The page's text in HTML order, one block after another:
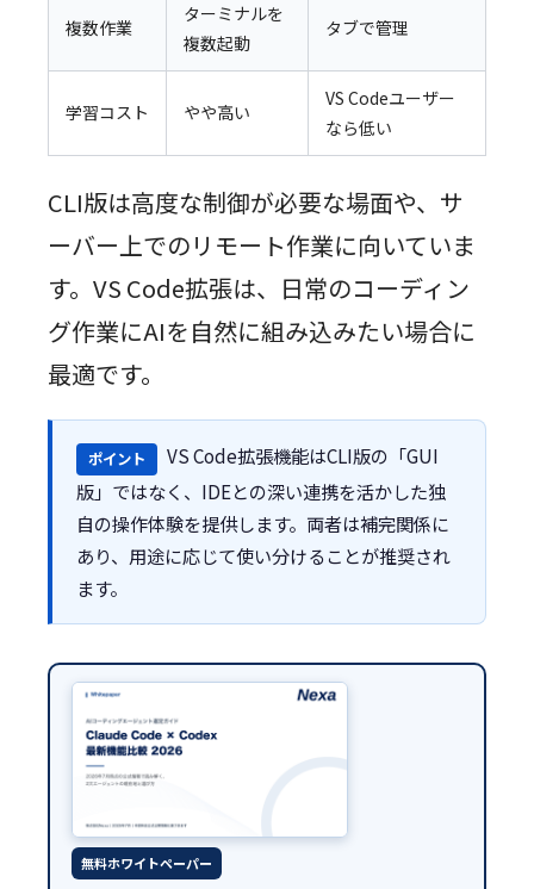
複数作業
ターミナルを
複数起動
タブで管理
学習コスト やや高い
VS Codeユーザー
なら低い
CLI版は高度な制御が必要な場面や、サ
ーバー上でのリモート作業に向いていま
す。VS Code拡張は、日常のコーディン
グ作業にAIを自然に組み込みたい場合に
最適です。
ポイント
VS Code拡張機能はCLI版の「GUI
版」ではなく、IDEとの深い連携を活かした独
自の操作体験を提供します。両者は補完関係に
あり、用途に応じて使い分けることが推奨され
ます。
無料ホワイトペーパー